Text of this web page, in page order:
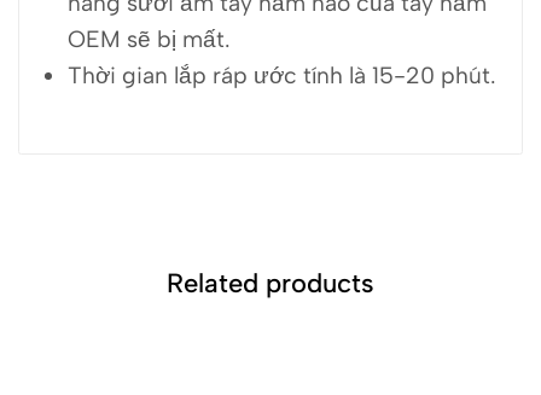
OEM sẽ bị mất.
Thời gian lắp ráp ước tính là 15-20 phút.
Related products